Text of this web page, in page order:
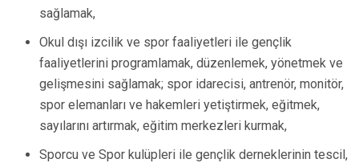
sağlamak,
Okul dışı izcilik ve spor faaliyetleri ile gençlik
faaliyetlerini programlamak, düzenlemek, yönetmek ve
gelişmesini sağlamak; spor idarecisi, antrenör, monitör,
spor elemanları ve hakemleri yetiştirmek, eğitmek,
sayılarını artırmak, eğitim merkezleri kurmak,
Sporcu ve Spor kulüpleri ile gençlik derneklerinin tescil,